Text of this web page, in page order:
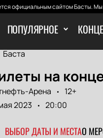
официальным сайтом Басты.
ПОПУЛЯРНОЕ
Баста
на
Арена
12+
2023
20:00
ВЫБОР ДАТЫ И МЕСТАО